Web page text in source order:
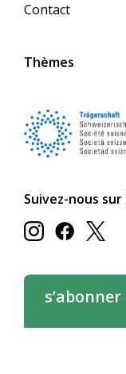
Contact
Thèmes
Suivez-nous